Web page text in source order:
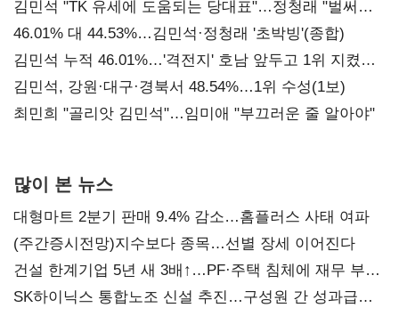
김민석 "TK 유세에 도움되는 당대표"…정청래 "벌써
대표된 양 당직 배분"
46.01% 대 44.53%…김민석·정청래 '초박빙'(종합)
김민석 누적 46.01%…'격전지' 호남 앞두고 1위 지켰다
(2보)
김민석, 강원·대구·경북서 48.54%…1위 수성(1보)
최민희 "골리앗 김민석"…임미애 "부끄러운 줄 알아야"
많이 본 뉴스
대형마트 2분기 판매 9.4% 감소…홈플러스 사태 여파
(주간증시전망)지수보다 종목…선별 장세 이어진다
건설 한계기업 5년 새 3배↑…PF·주택 침체에 재무 부담
확대
SK하이닉스 통합노조 신설 추진…구성원 간 성과급